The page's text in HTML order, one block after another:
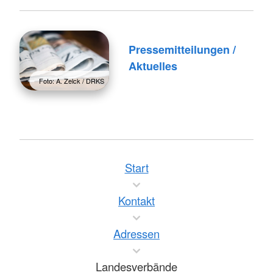
Foto: A. Zelck / DRKS
Pressemitteilungen /
Aktuelles
Start
Kontakt
Adressen
Landesverbände